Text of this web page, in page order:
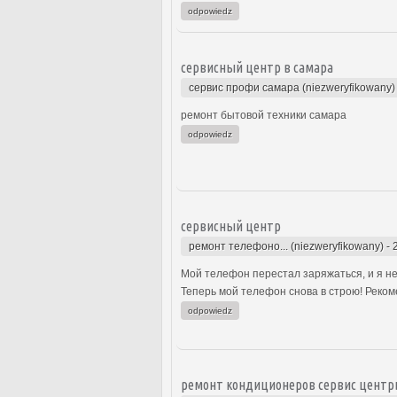
odpowiedz
сервисный центр в самара
сервис профи самара (niezweryfikowany)
ремонт бытовой техники самара
odpowiedz
сервисный центр
ремонт телефоно... (niezweryfikowany) -
Мой телефон перестал заряжаться, и я
Теперь мой телефон снова в строю!
odpowiedz
ремонт кондиционеров сервис